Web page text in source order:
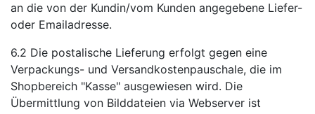
an die von der Kundin/vom Kunden angegebene Liefer-
oder Emailadresse.
6.2 Die postalische Lieferung erfolgt gegen eine
Verpackungs- und Versandkostenpauschale, die im
Shopbereich "Kasse" ausgewiesen wird. Die
Übermittlung von Bilddateien via Webserver ist